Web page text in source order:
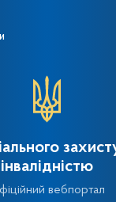
інвалідністю
вебпортал